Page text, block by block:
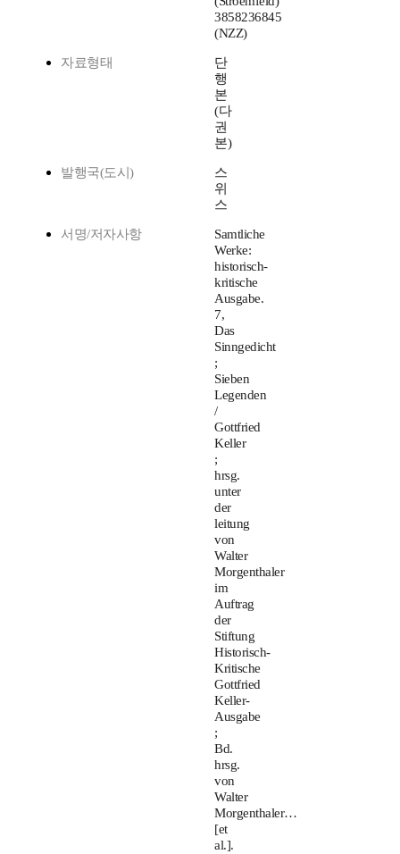
3858236845
(NZZ)
자료형태
단
행
본
(다
권
본)
발행국(도시)
스
위
스
서명/저자사항
Samtliche
Werke:
historisch-
kritische
Ausgabe.
7,
Das
Sinngedicht
;
Sieben
Legenden
/
Gottfried
Keller
;
hrsg.
unter
der
leitung
von
Walter
Morgenthaler
im
Auftrag
der
Stiftung
Historisch-
Kritische
Gottfried
Keller-
Ausgabe
;
Bd.
hrsg.
von
Walter
Morgenthaler…
[et
al.].